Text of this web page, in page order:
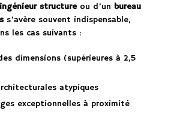
ingénieur structureou d’un bureau
s’avère souvent indispensable,
les cas suivants :
dimensions (supérieures à 2,5
atypiques
exceptionnelles à proximité